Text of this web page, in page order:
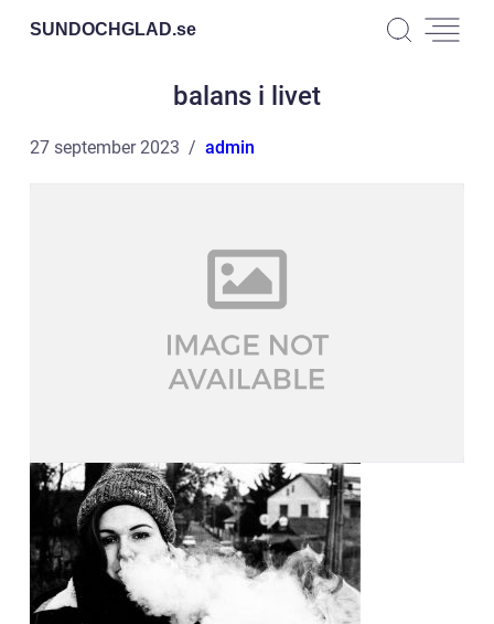
SUNDOCHGLAD.se
balans i livet
27 september 2023 admin